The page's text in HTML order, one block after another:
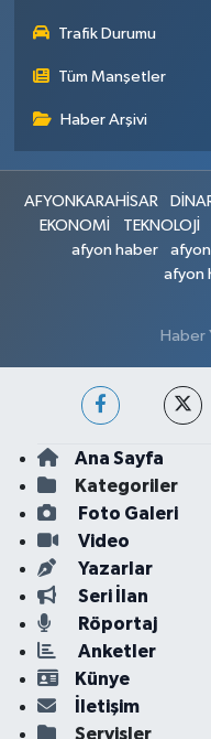
Trafik Durumu
Tüm Manşetler
Haber Arşivi
AFYONKARAHİSAR
EKONOMİ
TEKNOLOJİ
afyon haber
afyon
Haber
Ana Sayfa
Kategoriler
Foto Galeri
Video
Yazarlar
Seri İlan
Röportaj
Anketler
Künye
İletişim
Servisler